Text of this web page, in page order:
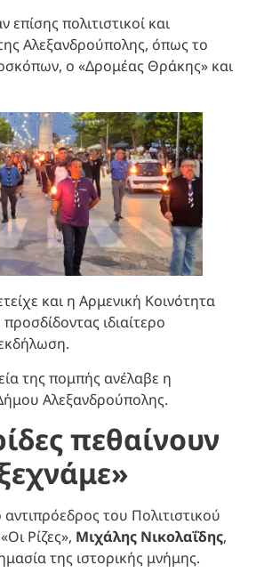
πολιτιστικοί και
Αλεξανδρούπολης, όπως το
ο «Δρομέας Θράκης» και
και η Αρμενική Κοινότητα
ιδιαίτερο
της πομπής ανέλαβε η
Αλεξανδρούπολης.
πεθαίνουν
του Πολιτιστικού
Ρίζες», Μιχάλης Νικολαΐδης,
της ιστορικής μνήμης.